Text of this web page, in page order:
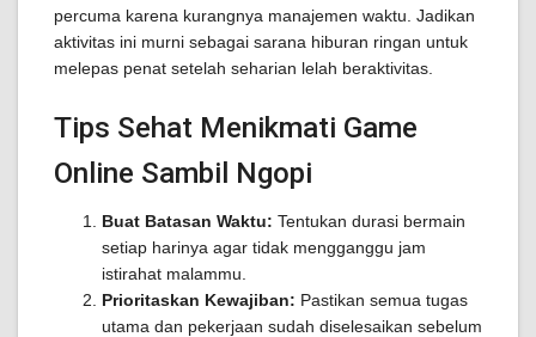
percuma karena kurangnya manajemen waktu. Jadikan
aktivitas ini murni sebagai sarana hiburan ringan untuk
melepas penat setelah seharian lelah beraktivitas.
Tips Sehat Menikmati Game
Online Sambil Ngopi
Buat Batasan Waktu: Tentukan durasi bermain
setiap harinya agar tidak mengganggu jam
istirahat malammu.
Prioritaskan Kewajiban: Pastikan semua tugas
utama dan pekerjaan sudah diselesaikan sebelum